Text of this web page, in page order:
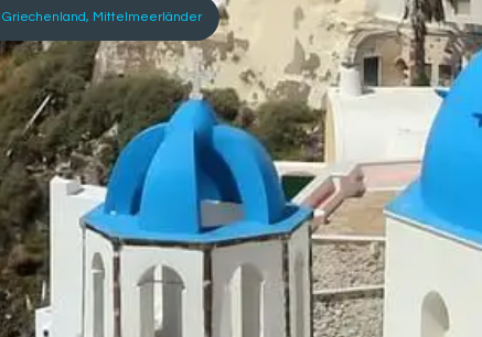
Griechenland, Mittelmeerländer